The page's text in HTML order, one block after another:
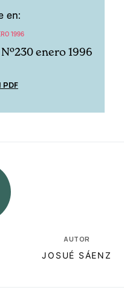
en:
1996
enero 1996
PDF
AUTOR
JOSUÉ SÁENZ